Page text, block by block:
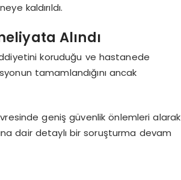
kaldırıldı.
Alındı
koruduğu ve hastanede
tamamlandığını ancak
geniş güvenlik önlemleri alarak
dair detaylı bir soruşturma devam